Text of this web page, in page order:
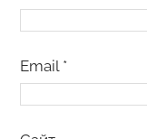
Email *